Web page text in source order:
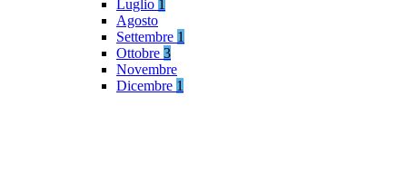
Luglio 1
Agosto
Settembre 1
Ottobre 3
Novembre
Dicembre 1